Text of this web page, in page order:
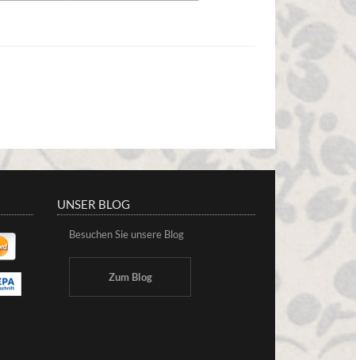
UNSER BLOG
Besuchen Sie unsere Blog
Zum Blog